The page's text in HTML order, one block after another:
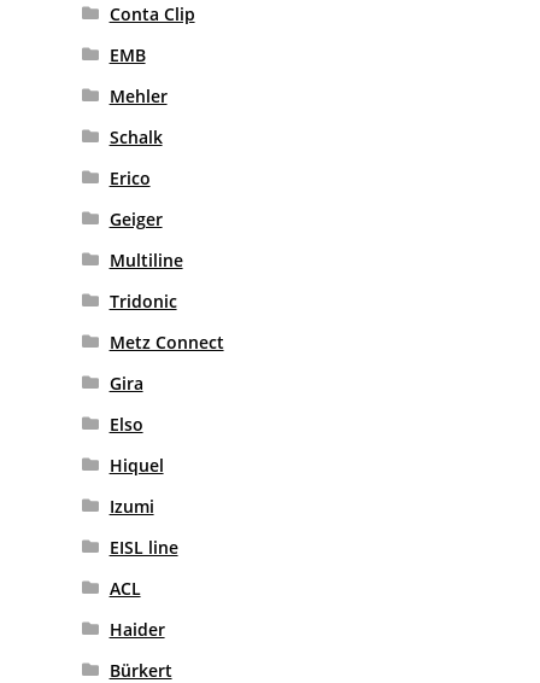
Conta Clip
EMB
Mehler
Schalk
Erico
Geiger
Multiline
Tridonic
Metz Connect
Gira
Elso
Hiquel
Izumi
EISL line
ACL
Haider
Bürkert